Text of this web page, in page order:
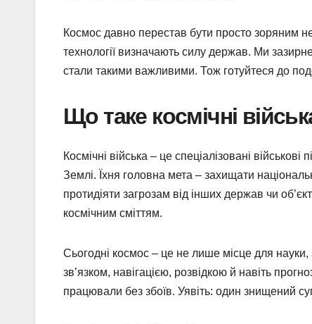
Космос давно перестав бути просто зоряним
технології визначають силу держав. Ми
стали такими важливими. Тож готуйтеся до
Що таке космічні
Космічні війська – це спеціалізовані
Землі. Їхня головна мета – захищати
протидіяти загрозам від інших держав чи
космічним сміттям.
Сьогодні космос – це не лише місце для
зв’язком, навігацією, розвідкою й навіть
працювали без збоїв. Уявіть: один знищений